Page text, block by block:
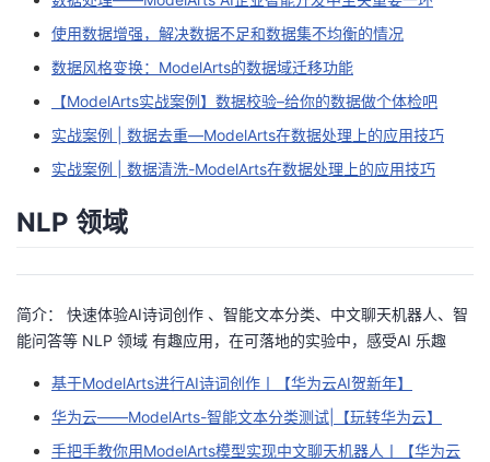
使用数据增强，解决数据不足和数据集不均衡的情况
数据风格变换：ModelArts的数据域迁移功能
【ModelArts实战案例】数据校验–给你的数据做个体检吧
实战案例 | 数据去重—ModelArts在数据处理上的应用技巧
实战案例 | 数据清洗-ModelArts在数据处理上的应用技巧
NLP 领域
简介： 快速体验AI诗词创作 、智能文本分类、中文聊天机器人、智
能问答等 NLP 领域 有趣应用，在可落地的实验中，感受AI 乐趣
基于ModelArts进行AI诗词创作丨【华为云AI贺新年】
华为云——ModelArts-智能文本分类测试|【玩转华为云】
手把手教你用ModelArts模型实现中文聊天机器人丨【华为云